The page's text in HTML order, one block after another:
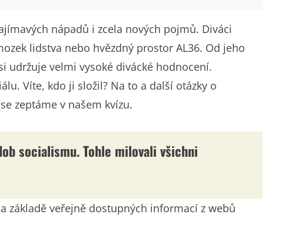
nápadů i zcela nových pojmů. Diváci
lidstva nebo hvězdný prostor AL36. Od jeho
udržuje velmi vysoké divácké hodnocení.
Víte, kdo ji složil? Na to a další otázky o
zeptáme v našem kvízu.
socialismu. Tohle milovali všichni
základě veřejně dostupných informací z webů